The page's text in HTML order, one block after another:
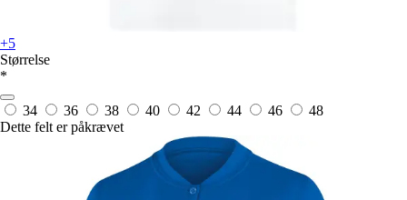
+5
Størrelse
*
34 36 38 40 42 44 46
48
Dette felt er påkrævet